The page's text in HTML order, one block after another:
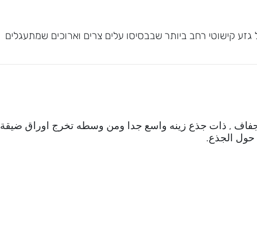
קישוטי רחב ביותר שבבסיסו עלים צרים וארוכים שמתעגלים
, ذات جذع زينه واسع جدا ومن وسطه تخرج اوراق ضيقة
حول الجذع.